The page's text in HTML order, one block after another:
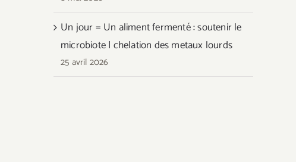
Un jour = Un aliment fermenté : soutenir le
microbiote | chelation des metaux lourds
25 avril 2026